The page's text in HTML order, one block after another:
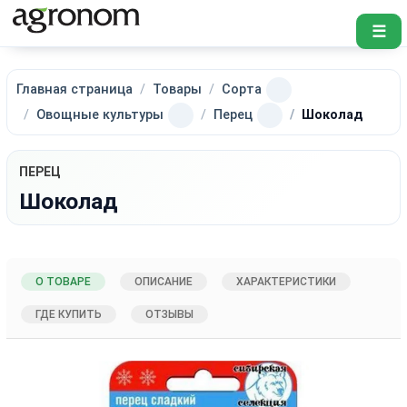
☰
Главная страница Товары
Сорта
Овощные культуры
Перец Шоколад
ПЕРЕЦ
Шоколад
О ТОВАРЕ ОПИСАНИЕ ХАРАКТЕРИСТИКИ
ГДЕ КУПИТЬ ОТЗЫВЫ